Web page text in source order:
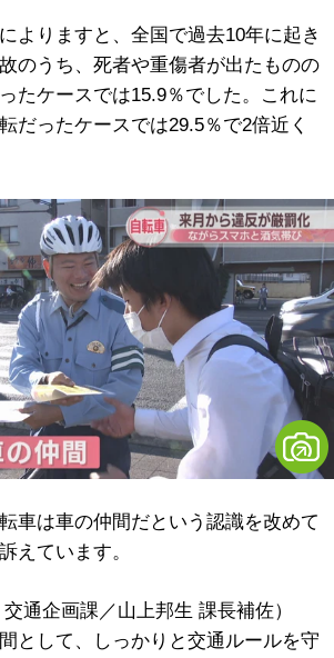
よりますと、全国で過去10年に起き
のうち、死者や重傷者が出たものの
たケースでは15.9％でした。これに
だったケースでは29.5％で2倍近く
車は車の仲間だという認識を改めて
えています。
交通企画課／山上邦生 課長補佐）
として、しっかりと交通ルールを守